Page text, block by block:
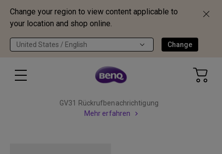
Change your region to view content applicable to
your location and shop online.
United States / English Change
GV31 Rückrufbenachrichtigung
Mehr erfahren